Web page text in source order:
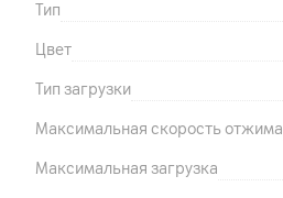
Тип
Цвет
Тип загрузки
Максимальная скорость отжима
Максимальная загрузка